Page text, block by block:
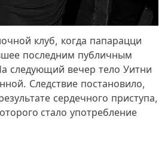
клуб, когда папарацци
последним публичным
следующий вечер тело Уитни
Следствие постановило,
сердечного приступа,
стало употребление